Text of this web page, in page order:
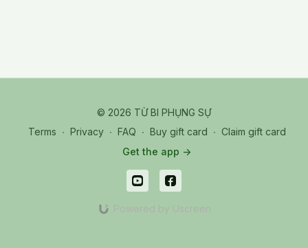
© 2026 TỪ BI PHỤNG SỰ
Terms ∙ Privacy ∙ FAQ ∙ Buy gift card ∙ Claim gift card
Get the app ->
Powered by Uscreen